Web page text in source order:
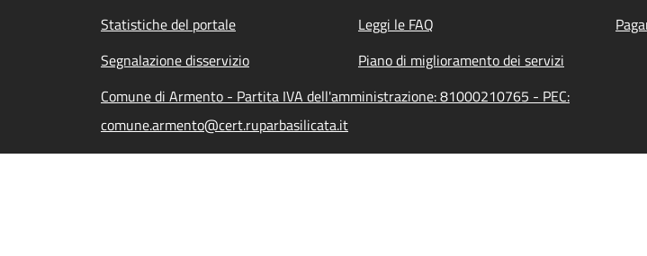
Statistiche del portale
Leggi le FAQ
Segnalazione disservizio
Piano di miglioramento dei servizi
Comune di Armento - Partita IVA dell'amministrazione: 81000210765 - PEC:
comune.armento@cert.ruparbasilicata.it